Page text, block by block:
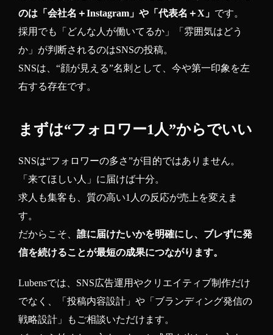
のは「会社名＋Instagram」や「代表名＋X」 です。
採用でも「どんな人が働いてるか」「雰囲気はどう
か」が判断されるのはSNSの投稿。
SNSは、“顔が見える”名刺として、今や第一印象を左
右する存在です。
まずは“フォロワー1人”からでいい
SNSは“フォロワーの多さ”が目的ではありません。
「来てほしい人」に届けば十分。
求人も集客も、質の高い1人の反応が売上を変えま
す。
だからこそ、 誰に届けたいかを明確にし、ブレずに発
信を続けることが最短の成果につながります。
Lubensでは、SNS広告運用やクリエイティブ制作だけ
でなく、「投稿内容設計」や「ブランディング発信の
戦略設計」もご相談いただけます。